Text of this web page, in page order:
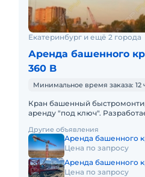
Екатеринбург и ещё 2 города
Аренда башенного
360 B
Минимальное время заказа: 12
Кран башенный
аренду "под ключ".
кран на объект, смо
Другие объявления
Аренда башенного
Цена по запросу
Аренда башенного
Цена по запросу